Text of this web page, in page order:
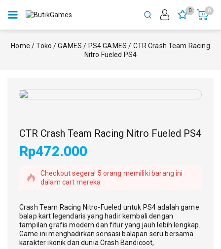
0 0
Home / Toko / GAMES / PS4 GAMES / CTR Crash Team Racing
Nitro Fueled PS4
CTR Crash Team Racing Nitro Fueled PS4
Rp472.000
8 produk terjual dalam 3 jam terakhir
Checkout segera! 5 orang memiliki barang ini
dalam cart mereka
Crash Team Racing Nitro-Fueled untuk PS4 adalah game
balap kart legendaris yang hadir kembali dengan
tampilan grafis modern dan fitur yang jauh lebih lengkap.
Game ini menghadirkan sensasi balapan seru bersama
karakter ikonik dari dunia Crash Bandicoot,